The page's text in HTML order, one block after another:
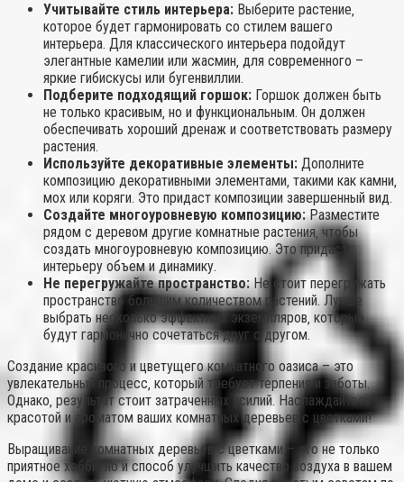
Учитывайте стиль интерьера: Выберите растение‚
которое будет гармонировать со стилем вашего
интерьера. Для классического интерьера подойдут
элегантные камелии или жасмин‚ для современного –
яркие гибискусы или бугенвиллии.
Подберите подходящий горшок: Горшок должен быть
не только красивым‚ но и функциональным. Он должен
обеспечивать хороший дренаж и соответствовать размеру
растения.
Используйте декоративные элементы: Дополните
композицию декоративными элементами‚ такими как камни‚
мох или коряги. Это придаст композиции завершенный вид.
Создайте многоуровневую композицию:Разместите
рядом с деревом другие комнатные растения‚ чтобы
создать многоуровневую композицию. Это придаст
интерьеру объем и динамику.
Не перегружайте пространство:Не стоит перегружать
пространство большим количеством растений. Лучше
выбрать несколько эффектных экземпляров‚ которые
будут гармонично сочетаться друг с другом.
Создание красивого и цветущего комнатного оазиса – это
увлекательный процесс‚ который требует терпения и заботы.
Однако‚ результат стоит затраченных усилий. Наслаждайтесь
красотой и ароматом ваших комнатных деревьев с цветками!
Выращивание комнатных деревьев с цветками – это не только
приятное хобби‚ но и способ улучшить качество воздуха в вашем